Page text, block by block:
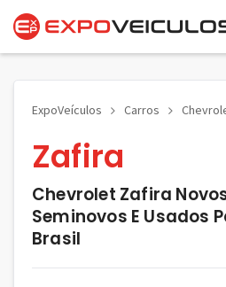
ExpoVeículos Carros
Zafira
Chevrolet Zafira
Seminovos E Usados
Brasil